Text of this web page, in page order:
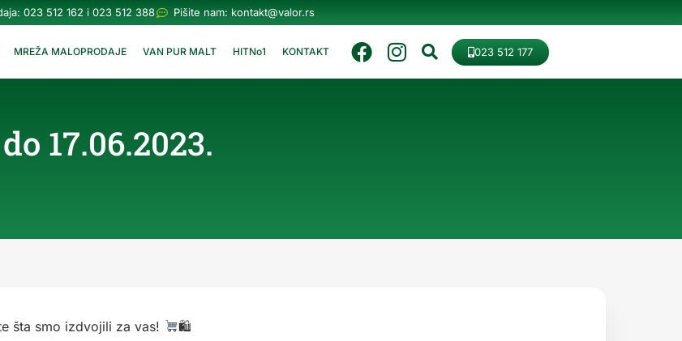
023 512 162 i 023 512 388 Pišite nam: kontakt@valor.rs
MREŽA MALOPRODAJE VAN PUR MALT HITNo1 KONTAKT 023 512 177
17.06.2023.
šta smo izdvojili za vas!
🛍